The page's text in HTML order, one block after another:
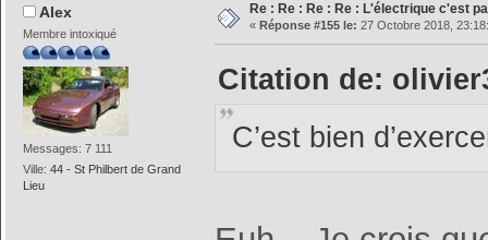
Alex
Membre intoxiqué
Messages: 7 111
Ville:44 - St Philbert de Grand
Lieu
Re : Re : Re : Re : L'électrique c'est
« Réponse #155 le: 27 Octobre 2018,
Citation de:
C’est bien